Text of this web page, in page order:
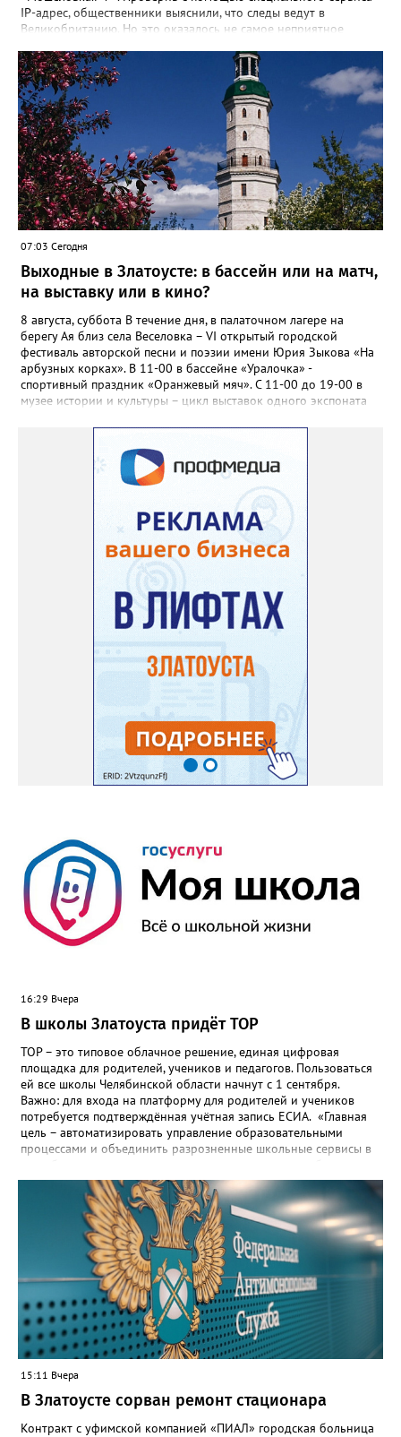
IP-адрес, общественники выяснили, что следы ведут в
Великобританию. Но это оказалось не самое неприятное
Единственный рабочий элемент страницы — это форма
выбора объема топлива на 10, 50 или 100 литров с
последующим переходом к оплате. А значит, это классическая
ловушка мошенников», - сообщил руководитель Народного
фронта в Челябинской области Денис Рыжий. Активисты
советуют землякам быть осторожнее. И рассказывать о
подобных схемах «Мошеловке.РФ». Между тем, ситуация на
российском топливном рынке вроде бы стабилизировалась,
рапортуют власти. По данным замминистра энергетики Павла
Сорокина, очередей на АЗС нет в Москве, Санкт-Петербурге и
Ленинградской области. Во многих регионах сняты
региональный топливный штаб был создан в конце июня. 18
июля после очередного заседания губернатор Алексей Текслер
поручил увеличить количество бензовозов, вывести на самые
загруженные АЗС полицейские патрули, контролировать запасы
бензина и объёмы его продаж, а также обеспечить
бесперебойное снабжение горючим пожарных, скорых и
общественного транспорта.
07:03 Сегодня
Выходные в Златоусте: в бассейн или на матч,
на выставку или в кино?
8 августа, суббота В течение дня, в палаточном лагере на
берегу Ая близ села Веселовка – VI открытый городской
фестиваль авторской песни и поэзии имени Юрия Зыкова «На
арбузных корках». В 11-00 в бассейне «Уралочка» -
спортивный праздник «Оранжевый мяч». С 11-00 до 19-00 в
музее истории и культуры – цикл выставок одного экспоната
мастерство». В 11-00 в ДОЛ «Горный», «Металлург», «Лесная
сказка» - спортивный праздник «День физкультурника». В 14-
00 на стадионе «Металлург» - первенство Челябинской области
по футболу среди юношей до 13 лет. 9 августа, воскресенье С
10-00 до 17-30 в музее истории и культуры – выставки
«Уральский эскадрон», «Златоуст – город трудовой доблести»,
цикл выставок одного экспоната «Артефакт из прошлого»:
«Русский кремниевый кавалерийский пистолет образца 1839
года». В течение дня, в палаточном лагере на берегу Ая близ
села Веселовка – VI открытый городской фестиваль авторской
песни и поэзии имени Юрия Зыкова «На арбузных корках». В
11-00 в ДОЛ «Горный», «Металлург», «Лесная сказка» -
спортивный праздник «День физкультурника». С 11-00 до 19-
00 в библиотеке «Окна» - книжная выставка «Дачные
истории». В кинотеатрах города, по расписанию сеансов –
премьеры недели: «Старый орёл» (12+), «За любовь» (16+),
«Всё, что мы потеряли» (18+). По «Пушкинской карте»: «Мой
дикий друг. Возвращение домой» (6+), «На деревню
дедушке-2» (6+), «Старый орёл» (12+). Обсуждение новости
здесь ВКОНТАКТЕ https://vk.com/newszlatoust74
16:29 Вчера
В школы Златоуста придёт ТОР
ТОР – это типовое облачное решение, единая цифровая
площадка для родителей, учеников и педагогов. Пользоваться
ей все школы Челябинской области начнут с 1 сентября.
Важно: для входа на платформу для родителей и учеников
потребуется подтверждённая учётная запись ЕСИА. «Главная
цель – автоматизировать управление образовательными
процессами и объединить разрозненные школьные сервисы в
региональном министерстве образования. - Платформа ТОР
“Моя школа” объединит все школьные сервисы в единую
безопасную государственную экосистему. Предполагается, что
переход пройдёт максимально комфортно для пользователей».
Привычные функции - оценки, расписание, домашние задания,
связь с учителями, знакомые пользователям экосистемы
«Госуслуги Моя школа», не просто сохранятся, они будут
собраны в одном месте, подчеркнули в ведомстве. Причём в
этом случае переход на ТОР станет вообще незаметным.
15:11 Вчера
В Златоусте сорван ремонт стационара
Контракт с уфимской компанией «ПИАЛ» городская больница